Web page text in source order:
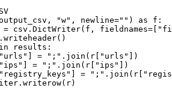
"w" , newline="" ) as f:
= csv.DictWriter(f, fieldnames= [
in results:
"urls" ] = ";" .join(r[ "urls" ])
"ips" ] = ";" .join(r[ "ips" ])
"registry_keys" ] = ";" .join(r[